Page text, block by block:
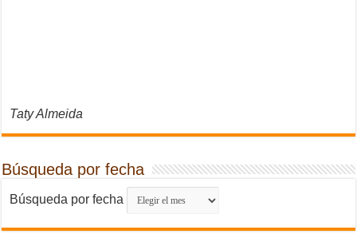
Taty Almeida
Búsqueda por fecha
Búsqueda por fecha